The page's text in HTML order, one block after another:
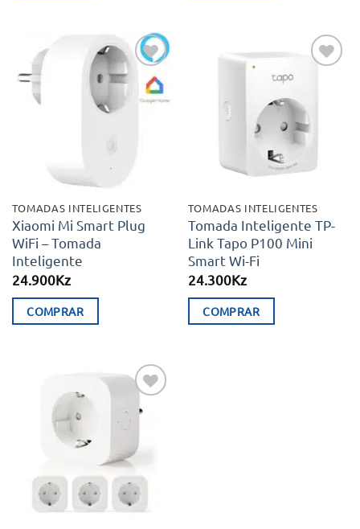
Adicionar
aos meus
desejos
TOMADAS INTELIGENTES
Xiaomi Mi Smart Plug
WiFi – Tomada
Inteligente
24.900Kz
COMPRAR
Adicionar
aos meus
desejos
TOMADAS INTELIGENTES
Tomada Inteligente TP-
Link Tapo P100 Mini
Smart Wi-Fi
24.300Kz
COMPRAR
Adicionar
aos meus